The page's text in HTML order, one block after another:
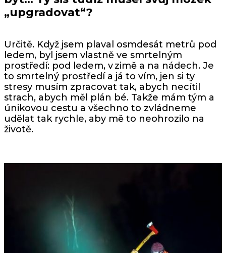
„upgradovat“?
Určitě. Když jsem plaval osmdesát metrů pod
ledem, byl jsem vlastně ve smrtelným
prostředí: pod ledem, v zimě a na nádech. Je
to smrtelný prostředí a já to vím, jen si ty
stresy musím zpracovat tak, abych necítil
strach, abych měl plán bé. Takže mám tým a
únikovou cestu a všechno to zvládneme
udělat tak rychle, aby mě to neohrozilo na
životě.